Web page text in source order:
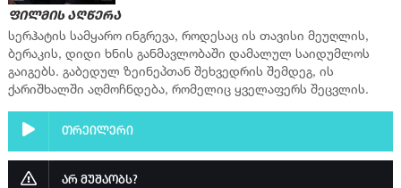
სერია 17
სერია 18
სერია 19
ფილმის აღწერა
სერჰატის სამყარო ინგრევა, როდესაც ის თავისი მეუღლის,
ბერაკის, დიდი ხნის განმავლობაში დამალულ საიდუმლოს
გაიგებს. გაბედულ ზეინეპთან შეხვედრის შემდეგ, ის
ქარიშხალში აღმოჩნდება, რომელიც ყველაფერს შეცვლის.
თრეილერი
არ მუშაობს?